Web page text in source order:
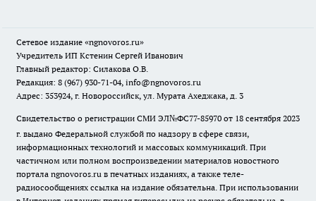
Сетевое издание «ngnovoros.ru»
Учредитель ИП Кстенин Сергей Иванович
Главный редактор: Силакова О.В.
Редакция: 8 (967) 930-71-04, info@ngnovoros.ru
Адрес: 353924, г. Новороссийск, ул. Мурата Ахеджака, д. 3
Свидетельство о регистрации СМИ ЭЛ№ФС77-85970 от 18 сентября 2023
г. выдано Федеральной службой по надзору в сфере связи,
информационных технологий и массовых коммуникаций. При
частичном или полном воспроизведении материалов новостного
портала ngnovoros.ru в печатных изданиях, а также теле-
радиосообщениях ссылка на издание обязательна. При использовании